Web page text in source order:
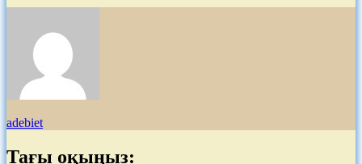
adebiet
Тағы оқыңыз: